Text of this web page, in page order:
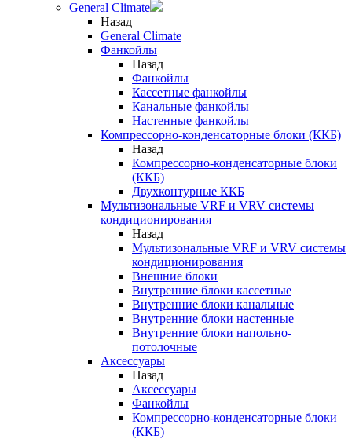
General Climate
Назад
General Climate
Фанкойлы
Назад
Фанкойлы
Кассетные фанкойлы
Канальные фанкойлы
Настенные фанкойлы
Компрессорно-конденсаторные блоки (ККБ)
Назад
Компрессорно-конденсаторные блоки
(ККБ)
Двухконтурные ККБ
Мультизональные VRF и VRV системы
кондиционирования
Назад
Мультизональные VRF и VRV системы
кондиционирования
Внешние блоки
Внутренние блоки кассетные
Внутренние блоки канальные
Внутренние блоки настенные
Внутренние блоки напольно-
потолочные
Аксессуары
Назад
Аксессуары
Фанкойлы
Компрессорно-конденсаторные блоки
(ККБ)